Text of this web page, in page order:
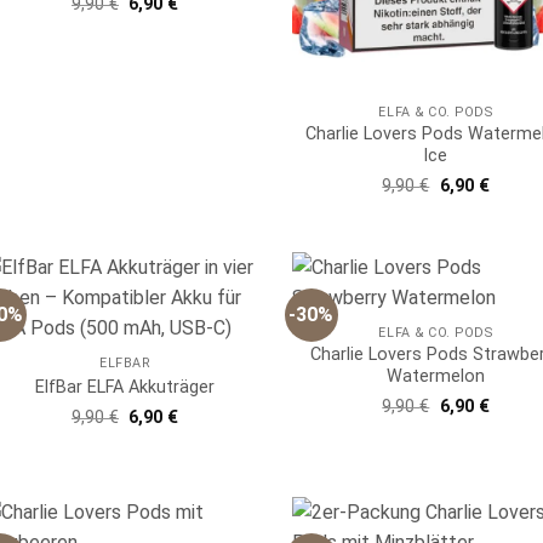
mit 5
von
Preis
ELFA & CO. PODS
Charlie Lovers Pods
Ice
9,90€ Ursprünglicher
Preis
6,90 €
ELFBAR
ElfBar ELFA Akkuträger
9,90€ Ursprünglicher
Preis
6,90 €Aktueller
-30%
ELFA & CO. PODS
Charlie Lovers Pods
Watermelon
9,90€ Ursprünglicher
Preis
6,90 €